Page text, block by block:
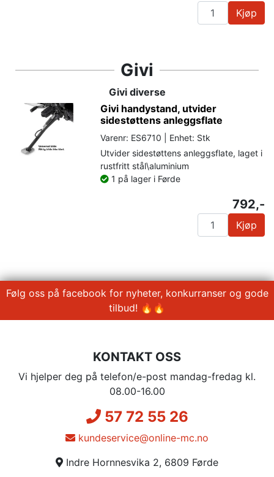
Kjøp
Givi
Givi diverse
Givi handystand, utvider
sidestøttens anleggsflate
Varenr: ES6710 | Enhet: Stk
Utvider sidestøttens anleggsflate, laget i
rustfritt stål\aluminium
1 på lager i Førde
792,-
Kjøp
Følg oss på facebook for nyheter, konkurranser og gode
tilbud! 🔥🔥
KONTAKT OSS
Vi hjelper deg på telefon/e-post mandag-fredag kl.
08.00-16.00
57 72 55 26
kundeservice@online-mc.no
Indre Hornnesvika 2, 6809 Førde